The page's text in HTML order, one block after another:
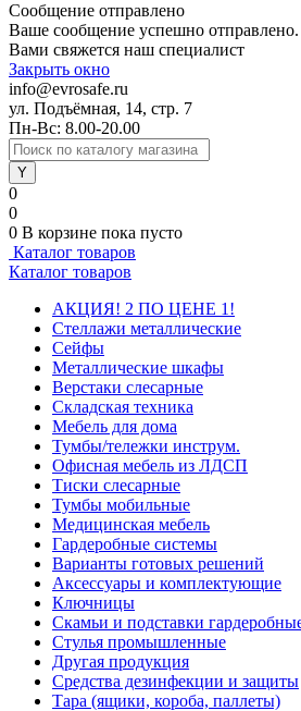
Сообщение отправлено
Ваше сообщение успешно
Вами свяжется наш специалист
Закрыть окно
info@evrosafe.ru
ул. Подъёмная, 14, стр. 7
Пн-Вс: 8.00-20.00
0
0
0 В корзине пока пусто
Каталог товаров
Каталог товаров
АКЦИЯ! 2 ПО ЦЕНЕ 1!
Стеллажи металлические
Сейфы
Металлические шкафы
Верстаки слесарные
Складская техника
Мебель для дома
Тумбы/тележки инструм.
Офисная мебель из ЛДСП
Тиски слесарные
Тумбы мобильные
Медицинская мебель
Гардеробные системы
Варианты готовых решений
Аксессуары и комплектующие
Ключницы
Скамьи и подставки
Стулья промышленные
Другая продукция
Средства дезинфекции и защиты
Тара (ящики, короба, паллеты)